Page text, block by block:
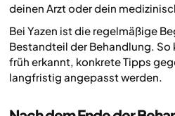
deinen Arzt oder dein
Bei Yazen ist die regelmäßige
Bestandteil der Behandlung. So
früh erkannt, konkrete Tipps
langfristig angepasst werden.